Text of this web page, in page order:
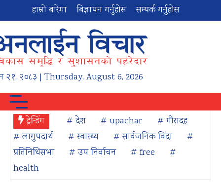
हाम्रो बारेमा बिज्ञापन गर्नुहोस सम्पर्क गर्नुहोस
२१, २०८३ | Thursday, August 6, 2026
ट्रेन्डिंग # देश # upachar
# गौरादह
# लागुपदार्थ
# स्वास्थ्य # सार्वजनिक विदा
#
प्रतिनिधिसभा
# उप निर्वाचन # free
#
health